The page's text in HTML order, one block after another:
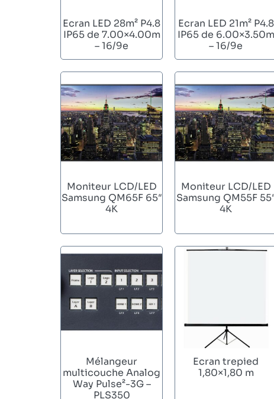
Ecran LED 28m² P4.8
IP65 de 7.00×4.00m
– 16/9e
Ecran LED 21m² P4.8
IP65 de 6.00×3.50m
– 16/9e
Moniteur LCD/LED
Samsung QM65F 65″
4K
Moniteur LCD/LED
Samsung QM55F
4K
Mélangeur
multicouche Analog
Way Pulse²-3G –
PLS350
Ecran trepied
1,80×1,80 m